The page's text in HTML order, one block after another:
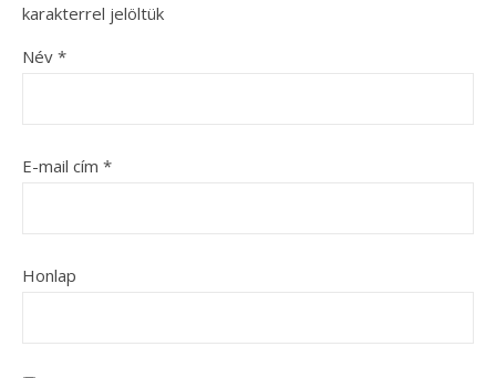
karakterrel jelöltük
Név *
E-mail cím *
Honlap